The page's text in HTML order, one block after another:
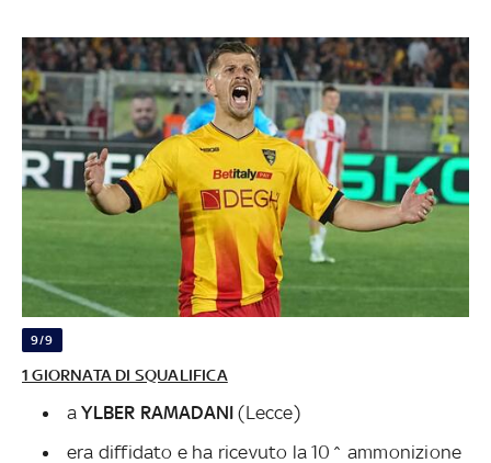
9/9
1 GIORNATA DI SQUALIFICA
aYLBER RAMADANI(Lecce)
era diffidato e ha ricevuto la 10^ ammonizione